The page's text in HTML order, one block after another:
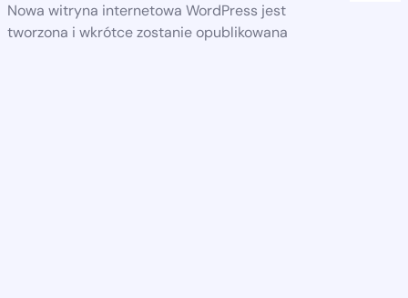
Nowa witryna internetowa WordPress jest
tworzona i wkrótce zostanie opublikowana